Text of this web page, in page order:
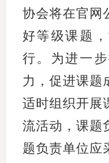
协会将在官网
好等级课题
行。 为进一
力，促进课题
适时组织开展
流活动，课题
题负责单位应